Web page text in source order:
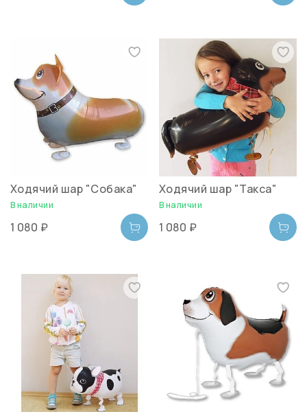
Ходячий шар "Собака"
В наличии
1 080 ₽
Ходячий шар "Такса"
В наличии
1 080 ₽